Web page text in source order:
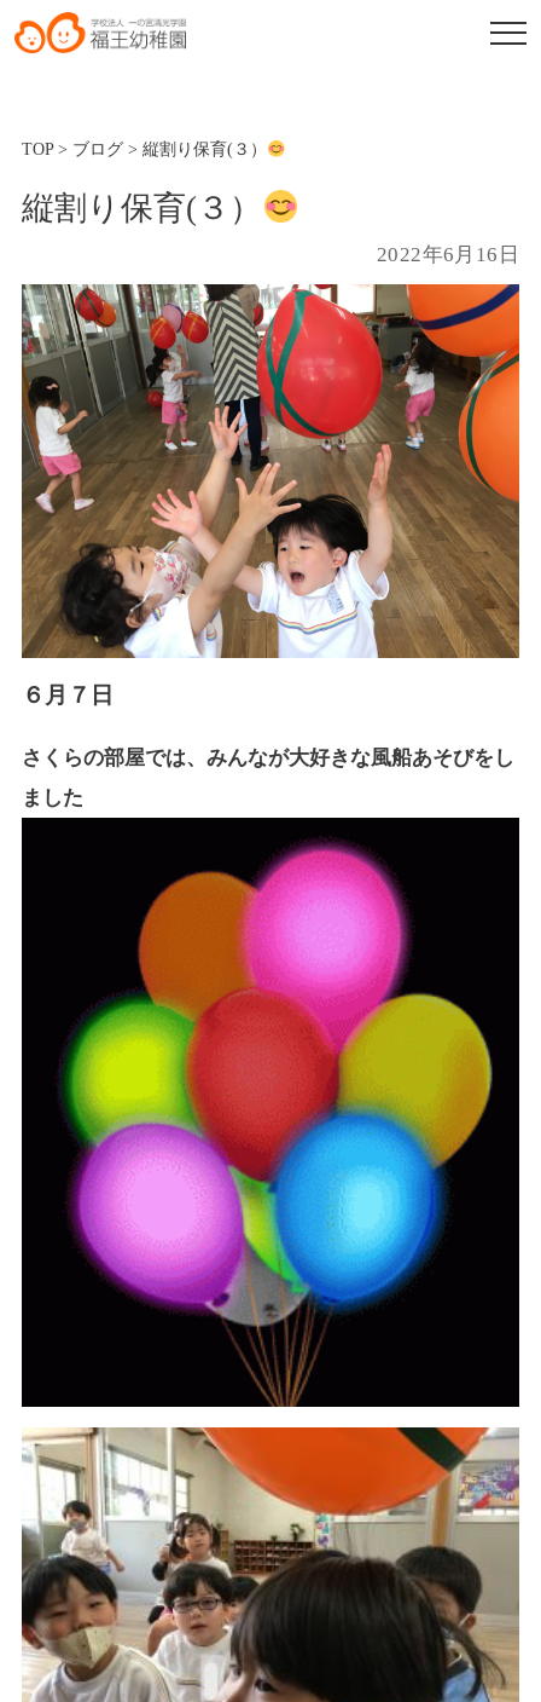
TOP> ブログ> 縦割り保育(３）
縦割り保育(３）
2022年6月16日
６月７日
さくらの部屋では、みんなが大好きな風船あそびをし
ました